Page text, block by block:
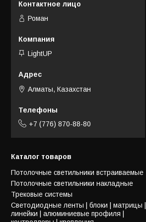
Роман
LightUP
Алматы, Казахстан
+7 (776) 870-88-80
Каталог товаров
Потолочные светильники встраиваемые
Потолочные светильники накладные
Трековые системы
Светодиодные ленты | блоки | матрицы |
линейки | алюминиевые профиля |